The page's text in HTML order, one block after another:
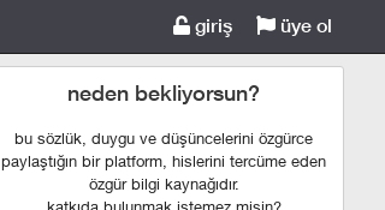
giriş üye ol
neden bekliyorsun?
bu sözlük, duygu ve düşüncelerini özgürce
paylaştığın bir platform, hislerini tercüme eden
özgür bilgi kaynağıdır.